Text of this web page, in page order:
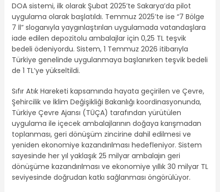
DOA sistemi, ilk olarak Şubat 2025’te Sakarya’da pilot
uygulama olarak başlatıldı. Temmuz 2025’te ise “7 Bölge
7 İl” sloganıyla yaygınlaştırılan uygulamada vatandaşlara
iade edilen depozitolu ambalajlar için 0,25 TL teşvik
bedeli ödeniyordu. Sistem, 1 Temmuz 2026 itibarıyla
Türkiye genelinde uygulanmaya başlanırken teşvik bedeli
de 1 TL’ye yükseltildi.
Sıfır Atık Hareketi kapsamında hayata geçirilen ve Çevre,
Şehircilik ve İklim Değişikliği Bakanlığı koordinasyonunda,
Türkiye Çevre Ajansı (TÜÇA) tarafından yürütülen
uygulama ile içecek ambalajlarının doğaya karışmadan
toplanması, geri dönüşüm zincirine dahil edilmesi ve
yeniden ekonomiye kazandırılması hedefleniyor. Sistem
sayesinde her yıl yaklaşık 25 milyar ambalajın geri
dönüşüme kazandırılması ve ekonomiye yıllık 30 milyar TL
seviyesinde doğrudan katkı sağlanması öngörülüyor.